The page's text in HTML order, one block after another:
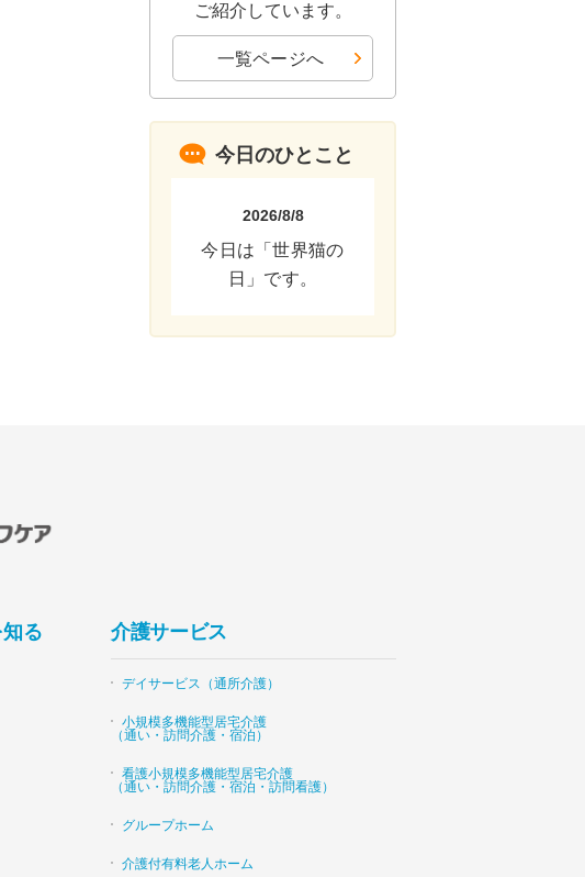
ご紹介しています。
一覧ページへ
今日のひとこと
2026/8/8
今日は「世界猫の
日」です。
る 介護サービス
デイサービス（通所介護）
小規模多機能型居宅介護
（通い・訪問介護・宿泊）
看護小規模多機能型居宅介護
（通い・訪問介護・宿泊・訪問看護）
グループホーム
介護付有料老人ホーム